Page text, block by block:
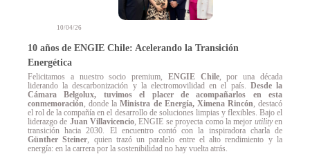
10/04/26
10 años de ENGIE Chile: Acelerando la Transición
Energética
Felicitamos a nuestro socio premium, ENGIE Chile, por una década
liderando la descarbonización y la electromovilidad en el país. Desde la
Cámara Belgolux, tuvimos el placer de acompañarlos en esta
conmemoración, donde laMinistra de Energía, Ximena Rincón, destacó
el rol de la compañía en el desarrollo de soluciones limpias y flexibles. Bajo el
liderazgo de Juan Villavicencio, ENGIE se proyecta como la mejor utilityen
transición hacia 2030. El encuentro contó con la inspiradora charla de
Günther Steiner, quien trazó un paralelo entre el alto rendimiento y la
energía: en la carrera por la sostenibilidad no hay vuelta atrás.